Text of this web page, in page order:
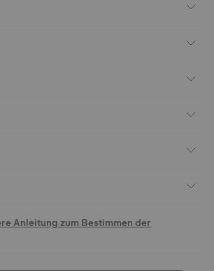
Anleitung zum Bestimmen der